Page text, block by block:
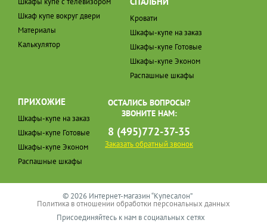
Шкаф купе вокруг двери
Материалы
Калькулятор
Кровати
Шкафы-купе на заказ
Шкафы-купе Готовые
Шкафы-купе Эконом
Распашные шкафы
ПРИХОЖИЕ
Шкафы-купе на заказ
Шкафы-купе Готовые
Шкафы-купе Эконом
Распашные шкафы
ОСТАЛИСЬ ВОПРОСЫ?
ЗВОНИТЕ НАМ:
8 (495)772-37-35
Заказать обратный звонок
© 2026 Интернет-магазин “Купесалон”
Политика в отношении обработки персональных данных
Присоединяйтесь к нам в социальных сетях